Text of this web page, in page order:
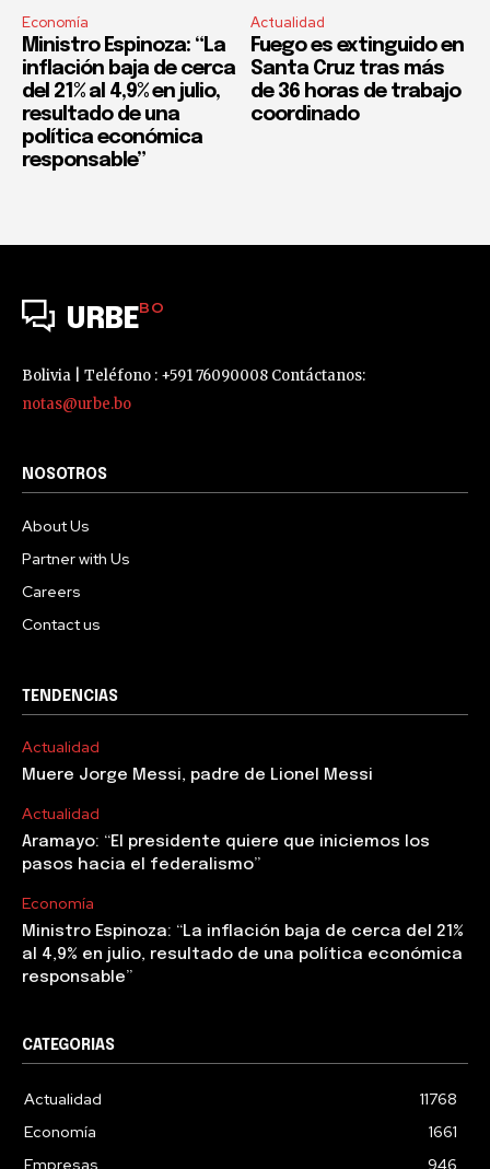
Economía
Ministro Espinoza: “La
inflación baja de cerca
del 21% al 4,9% en julio,
resultado de una
política económica
responsable”
Actualidad
Fuego es extinguido en
Santa Cruz tras más
de 36 horas de trabajo
coordinado
URBEBO
Bolivia | Teléfono : +591 76090008 Contáctanos:
notas@urbe.bo
NOSOTROS
About Us
Partner with Us
Careers
Contact us
TENDENCIAS
Actualidad
Muere Jorge Messi, padre de Lionel Messi
Actualidad
Aramayo: “El presidente quiere que iniciemos los
pasos hacia el federalismo”
Economía
Ministro Espinoza: “La inflación baja de cerca del 21%
al 4,9% en julio, resultado de una política económica
responsable”
CATEGORIAS
Actualidad
11768
Economía
1661
Empresas
946